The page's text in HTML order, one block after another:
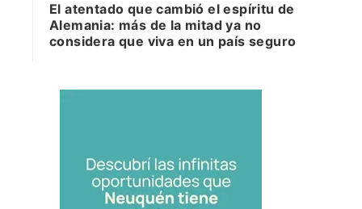
El atentado que cambió el espíritu de
Alemania: más de la mitad ya no
considera que viva en un país seguro